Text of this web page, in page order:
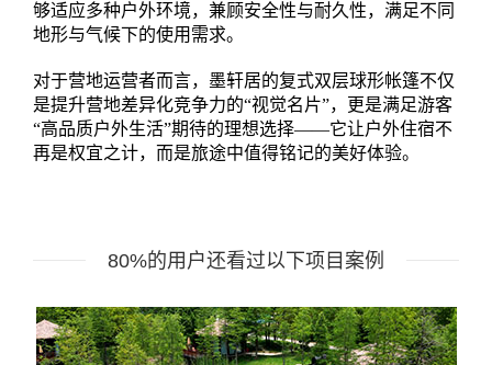
够适应多种户外环境，兼顾安全性与耐久性，满足不同
地形与气候下的使用需求。
对于营地运营者而言，墨轩居的复式双层球形帐篷不仅
是提升营地差异化竞争力的“视觉名片”，更是满足游客
“高品质户外生活”期待的理想选择——它让户外住宿不
再是权宜之计，而是旅途中值得铭记的美好体验。
80%的用户还看过以下项目案例